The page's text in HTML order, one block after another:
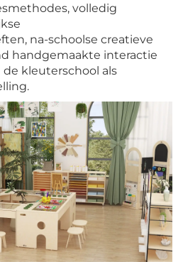
volledig
na-schoolse creatieve
handgemaakte interactie
kleuterschool als